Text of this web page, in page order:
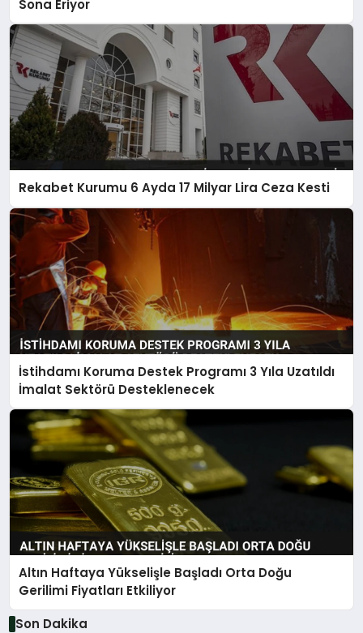
Sona Eriyor
Rekabet Kurumu 6 Ayda 17 Milyar Lira Ceza Kesti
İstihdamı Koruma Destek Programı 3 Yıla Uzatıldı
İmalat Sektörü Desteklenecek
Altın Haftaya Yükselişle Başladı Orta Doğu
Gerilimi Fiyatları Etkiliyor
Son Dakika